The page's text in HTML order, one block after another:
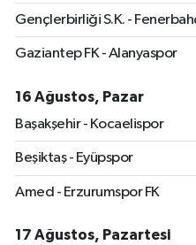
Gençlerbirliği S.K. -
Gaziantep FK - Alanyaspor
16 Ağustos, Pazar
Başakşehir - Kocaelispor
Beşiktaş - Eyüpspor
Amed - Erzurumspor FK
17 Ağustos, Pazartesi